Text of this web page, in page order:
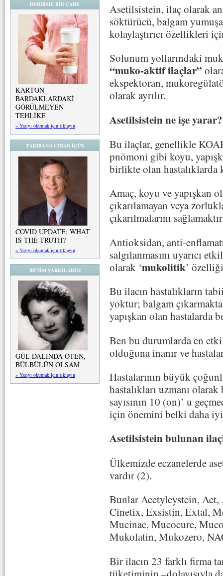
DERDİME BİR ÇARE
KARTON
BARDAKLARDAKİ
GÖRÜLMEYEN
TEHLİKE
» Yazıyı okumak için tıklayın
TABİBAN-I CİHAN İÇÜN
COVID UPDATE: WHAT
IS THE TRUTH?
» Yazıyı okumak için tıklayın
BENİM ŞARKILARIM
GÜL DALINDA ÖTEN,
BÜLBÜLÜN OLSAM
» Yazıyı okumak için tıklayın
Asetilsistein, ilaç olarak
söktürücü, balgam
kolaylaştırıcı özellikleri
Solunum yollarındaki
“muko-aktif ilaçlar”
ekspektoran,
olarak ayrılır.
Asetilsistein ne işe yarar?
Bu ilaçlar, genellikle
pnömoni gibi koyu,
birlikte olan hastalıklarda
Amaç, koyu ve yapışkan
çıkarılamayan veya
çıkarılmalarını
Antioksidan, anti-
salgılanmasını uyarıcı
olarak ‘mukolitik’
Bu ilacın hastalıkların
yoktur; balgam
yapışkan olan hastalarda
Ben bu durumlarda en
olduğuna inanır ve
Hastalarının büyük
hastalıkları uzmanı
sayısının 10 (on)’ u
için önemini belki daha
Asetilsistein bulunan
Ülkemizde eczanelerde
vardır (2).
Bunlar Acetylcystein,
Cinetix, Exsistin, Extal,
Mucinac, Mucocure,
Mukolatin, Mukozero,
Bir ilacın 23 farklı firma